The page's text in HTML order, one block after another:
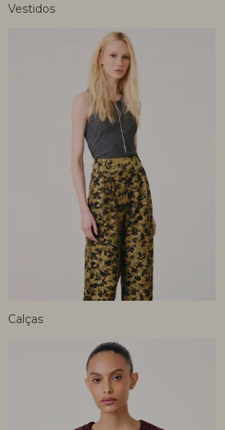
Vestidos
Calças